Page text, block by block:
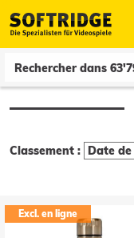
Classement :
Excl. en ligne